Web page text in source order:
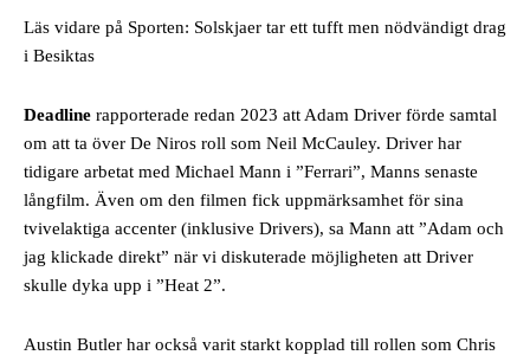
Läs vidare på Sporten: Solskjaer tar ett tufft men nödvändigt drag
i Besiktas
Deadline rapporterade redan 2023 att Adam Driver förde samtal
om att ta över De Niros roll som Neil McCauley. Driver har
tidigare arbetat med Michael Mann i ”Ferrari”, Manns senaste
långfilm. Även om den filmen fick uppmärksamhet för sina
tvivelaktiga accenter (inklusive Drivers), sa Mann att ”Adam och
jag klickade direkt” när vi diskuterade möjligheten att Driver
skulle dyka upp i ”Heat 2”.
Austin Butler har också varit starkt kopplad till rollen som Chris